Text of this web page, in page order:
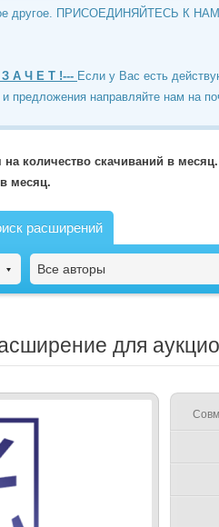
другое. ПРИСОЕДИНЯЙТЕСЬ К
А Ч Е Т !--- Если у Вас есть
предложения направляйте нам на
на количество скачиваний в
месяц.
расширений
Все авторы
для